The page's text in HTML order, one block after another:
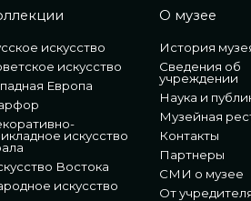
искусство
искусство
Европа
искусство
Востока
искусство
О музее
История
Сведения об
учреждении
Наука и
Музейная
Контакты
Партнеры
СМИ о музее
От